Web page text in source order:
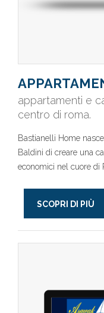
appartamenti e
centro di roma.
Bastianelli Home
Baldini di creare una
economici nel cuore di
SCOPRI DI PIÙ